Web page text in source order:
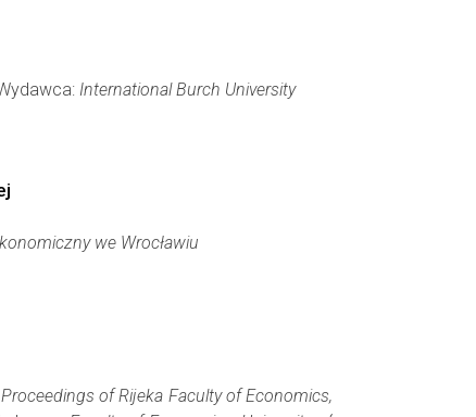
International Burch University
we Wrocławiu
of Rijeka Faculty of Economics,